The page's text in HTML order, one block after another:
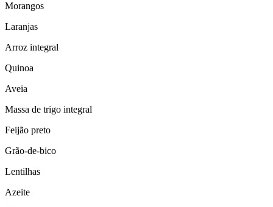
Morangos
Laranjas
Arroz integral
Quinoa
Aveia
Massa de trigo integral
Feijão preto
Grão-de-bico
Lentilhas
Azeite